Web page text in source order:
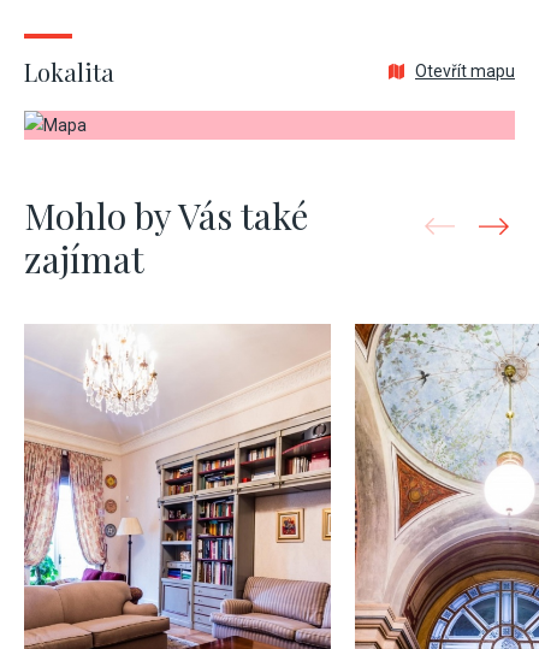
Lokalita Otevřít mapu
Mohlo by Vás také
zajímat